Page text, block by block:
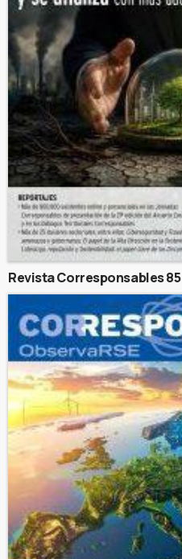
Revista Corresponsables 85